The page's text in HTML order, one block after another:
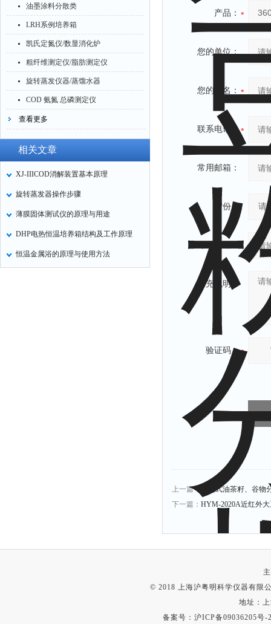
油墨涂料分散类
LRH系例培养箱
凯氏定氮仪/数显消化炉
粗纤维测定仪/脂肪测定仪
旋转蒸发仪器/蒸馏水器
COD 氨氮 总磷测定仪
查看更多
相关文章
XJ-IIICOD消解装置基本原理
旋转蒸发器操作步骤
薄膜固体测试仪的原理与用途
DHP电热恒温培养箱结构及工作原理
恒温金属浴的原理与使用方法
产品：
您的单位：
您的姓名：
联系电话：
常用邮箱：
省份：
补充说明：
验证码：
上一篇：
便携式油茶籽、谷物
下一篇： HYM-2020A近红外
© 2018 上海沪粤明科学仪器有限
地址：
备案号：沪ICP备09036205号-